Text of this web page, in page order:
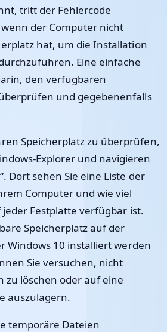
tritt der Fehlercode
der Computer nicht
hat, um die Installation
Eine einfache
den verfügbaren
und gegebenenfalls
Speicherplatz zu überprüfen,
Explorer und navigieren
Dort sehen Sie eine Liste der
Computer und wie viel
Festplatte verfügbar ist.
Speicherplatz auf der
Windows 10 installiert werden
Sie versuchen, nicht
zu löschen oder auf eine
auszulagern.
temporäre Dateien